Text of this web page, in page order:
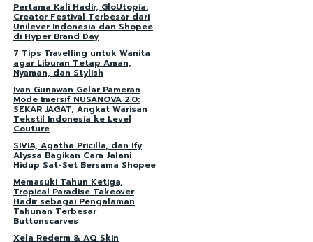
Pertama Kali Hadir, GloUtopia:
Creator Festival Terbesar dari
Unilever Indonesia dan Shopee
di Hyper Brand Day
7 Tips Travelling untuk Wanita
agar Liburan Tetap Aman,
Nyaman, dan Stylish
Ivan Gunawan Gelar Pameran
Mode Imersif NUSANOVA 2.0:
SEKAR JAGAT, Angkat Warisan
Tekstil Indonesia ke Level
Couture
SIVIA, Agatha Pricilla, dan Ify
Alyssa Bagikan Cara Jalani
Hidup Sat-Set Bersama Shopee
Memasuki Tahun Ketiga,
Tropical Paradise Takeover
Hadir sebagai Pengalaman
Tahunan Terbesar
Buttonscarves
Xela Rederm & AQ Skin